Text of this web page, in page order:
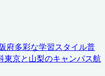
府多彩な学習スタイル普
東京と山梨のキャンパス航